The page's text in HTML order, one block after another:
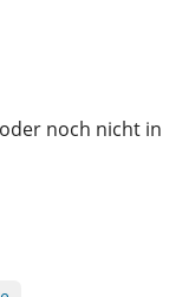
noch nicht in